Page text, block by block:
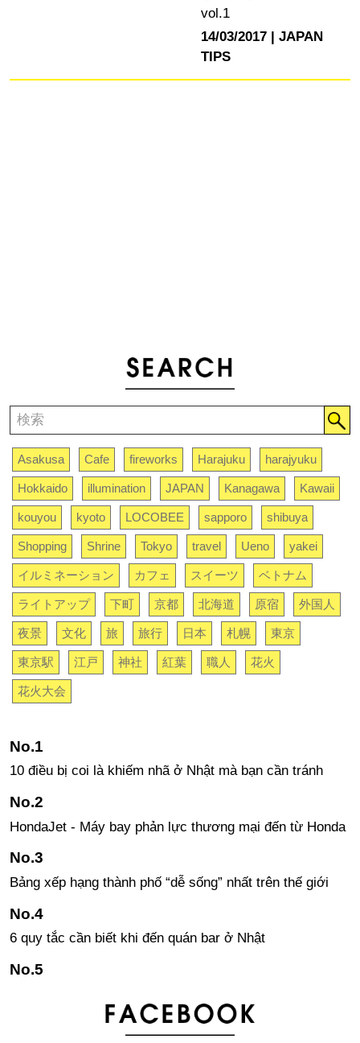
vol.1
14/03/2017
JAPAN
TIPS
Asakusa Cafe fireworks Harajuku harajyuku
Hokkaido illumination JAPAN Kanagawa Kawaii
kouyou kyoto LOCOBEE sapporo shibuya
Shopping Shrine Tokyo travel Ueno yakei
イルミネーション カフェ スイーツ ベトナム
ライトアップ 下町 京都 北海道 原宿 外国人
夜景 文化 旅 旅行 日本 札幌 東京
東京駅 江戸 神社 紅葉 職人 花火
花火大会
10 điều bị coi là khiếm nhã ở Nhật mà bạn cần tránh
HondaJet - Máy bay phản lực thương mại đến từ Honda
Bảng xếp hạng thành phố “dễ sống” nhất trên thế giới
6 quy tắc cần biết khi đến quán bar ở Nhật
khăn, khủng hoảng